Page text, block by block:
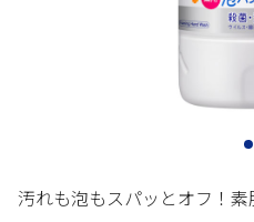
汚れも泡もスパッとオフ！素